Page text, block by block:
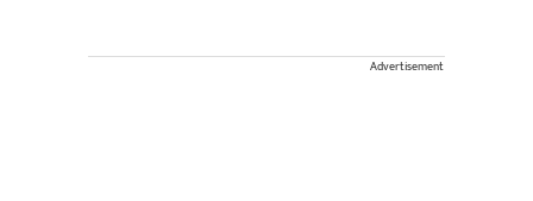
Advertisement